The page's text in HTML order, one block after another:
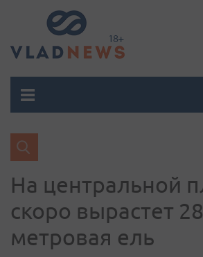
На центральной
скоро вырастет
метровая ель